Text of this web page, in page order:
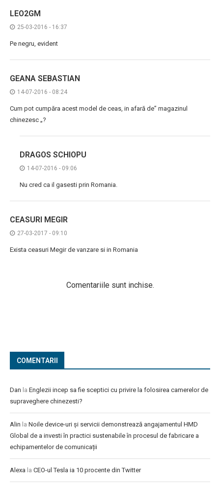
LEO2GM
25-03-2016 - 16:37
Pe negru, evident
GEANA SEBASTIAN
14-07-2016 - 08:24
Cum pot cumpăra acest model de ceas, in afară de” magazinul
chinezesc „?
DRAGOS SCHIOPU
14-07-2016 - 09:06
Nu cred ca il gasesti prin Romania.
CEASURI MEGIR
27-03-2017 - 09:10
Exista ceasuri Megir de vanzare si in Romania
Comentariile sunt inchise.
COMENTARII
Dan la Englezii incep sa fie sceptici cu privire la folosirea camerelor de
supraveghere chinezesti?
Alin la Noile device-uri și servicii demonstrează angajamentul HMD
Global de a investi în practici sustenabile în procesul de fabricare a
echipamentelor de comunicații
Alexa la CEO-ul Tesla ia 10 procente din Twitter